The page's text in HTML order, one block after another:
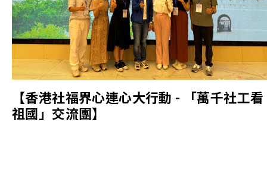
【香港社福界心連心大行動 - 「萬千社工看
祖國」交流團】